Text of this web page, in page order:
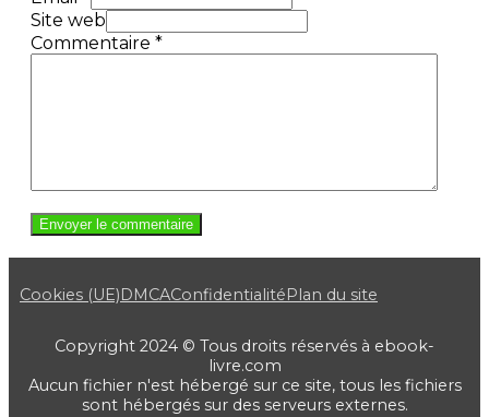
Site web
Commentaire *
Cookies (UE)DMCAConfidentialitéPlan du site
Copyright 2024 © Tous droits réservés à ebook-
livre.com
Aucun fichier n'est hébergé sur ce site, tous les fichiers
sont hébergés sur des serveurs externes.